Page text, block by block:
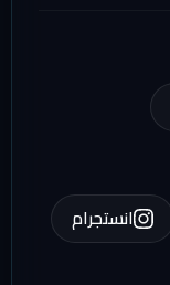
انستجرام